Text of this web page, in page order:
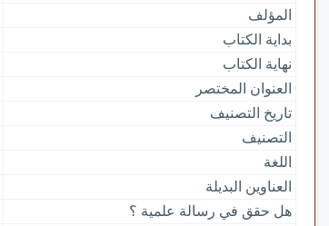
المؤلف
بداية الكتاب
نهاية الكتاب
العنوان المختصر
تاريخ التصنيف
التصنيف
اللغة
العناوين البديلة
هل حقق في رسالة علمية ؟